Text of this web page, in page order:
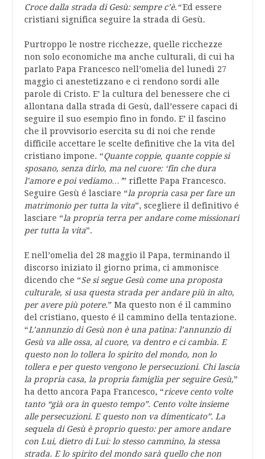
Croce dalla strada di Gesù: sempre c’è.“Ed essere
cristiani significa seguire la strada di Gesù.
Purtroppo le nostre ricchezze, quelle ricchezze
non solo economiche ma anche culturali, di cui ha
parlato Papa Francesco nell’omelia del lunedì 27
maggio ci anestetizzano e ci rendono sordi alle
parole di Cristo. E’ la cultura del benessere che ci
allontana dalla strada di Gesù, dall’essere capaci di
seguire il suo esempio fino in fondo. E’ il fascino
che il provvisorio esercita su di noi che rende
difficile accettare le scelte definitive che la vita del
cristiano impone. “Quante coppie, quante coppie si
sposano, senza dirlo, ma nel cuore: ‘fin che dura
l’amore e poi vediamo…’” riflette Papa Francesco.
Seguire Gesù é lasciare “la propria casa per fare un
matrimonio per tutta la vita”, scegliere il definitivo é
lasciare “la propria terra per andare come missionari
per tutta la vita”.
E nell’omelia del 28 maggio il Papa, terminando il
discorso iniziato il giorno prima, ci ammonisce
dicendo che “Se si segue Gesù come una proposta
culturale, si usa questa strada per andare più in alto,
per avere più potere.” Ma questo non é il cammino
del cristiano, questo é il cammino della tentazione.
“L’annunzio di Gesù non è una patina: l’annunzio di
Gesù va alle ossa, al cuore, va dentro e ci cambia. E
questo non lo tollera lo spirito del mondo, non lo
tollera e per questo vengono le persecuzioni. Chi lascia
la propria casa, la propria famiglia per seguire Gesù,”
ha detto ancora Papa Francesco, “riceve cento volte
tanto “già ora in questo tempo”. Cento volte insieme
alle persecuzioni. E questo non va dimenticato”. La
sequela di Gesù è proprio questo: per amore andare
con Lui, dietro di Lui: lo stesso cammino, la stessa
strada. E lo spirito del mondo sarà quello che non